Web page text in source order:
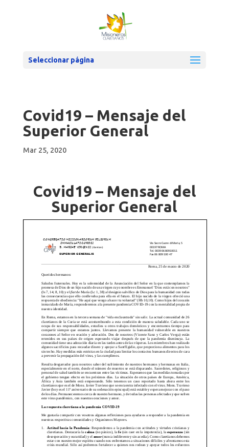
Seleccionar página
Covid19 – Mensaje del
Superior General
Mar 25, 2020
Covid19 – Mensaje del
Superior General